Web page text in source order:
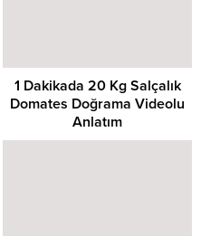
1 Dakikada 20 Kg Salçalık
Domates Doğrama Videolu
Anlatım